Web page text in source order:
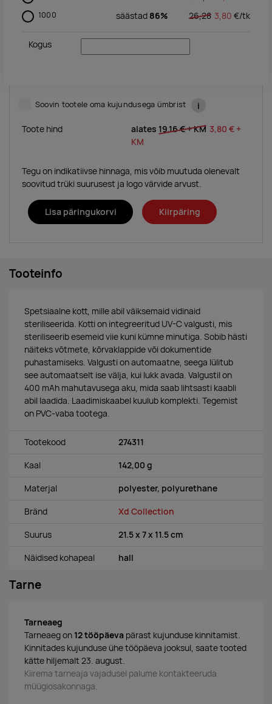
1000 säästad 86% 26,28 3,80 €/tk
Kogus
Soovin tootele oma kujundusega ümbrist i
Toote hind alates 19,16 €+ KM 3,80 € +
KM
Tegu on indikatiivse hinnaga, mis võib muutuda olenevalt
soovitud trüki suurusest ja logo värvide arvust.
Lisa päringukorvi Kiirpäring
Tooteinfo
Spetsiaalne kott, mille abil väiksemaid vidinaid
steriliseerida. Kotti on integreeritud UV-C valgusti, mis
steriliseerib esemeid viie kuni kümne minutiga. Sobib hästi
näiteks võtmete, kõrvaklappide või dokumentide
puhastamiseks. Valgusti on automaatne, seega lülitub
see automaatselt ise välja, kui lukk avada. Valgustil on
400 mAh mahutavusega aku, mida saab lihtsasti kaabli
abil laadida. Laadimiskaabel kuulub komplekti. Tegemist
on PVC-vaba tootega.
Tootekood 274311
Kaal 142,00 g
Materjal polyester, polyurethane
Bränd Xd Collection
Suurus 21.5 x 7 x 11.5 cm
Näidised kohapeal hall
Tarne
Tarneaeg
Tarneaeg on 12 tööpäeva pärast kujunduse kinnitamist.
Kinnitades kujunduse ühe tööpäeva jooksul, saate tooted
kätte hiljemalt 23. august.
Kiirema tarneaja vajadusel palume kontakteeruda
müügiosakonnaga.